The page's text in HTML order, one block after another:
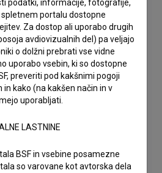
podatki, informacije, fotografije,
portalu dostopne
Za dostop ali uporabo drugih
avdiovizualnih del) pa veljajo
o dolžni prebrati vse vidne
uporabo vsebin, ki so dostopne
preveriti pod kakšnimi pogoji
kako (na kakšen način in v
uporabljati.
LASTNINE
BSF in vsebine posamezne
so varovane kot avtorska dela